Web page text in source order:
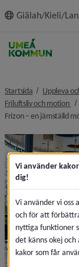
innehållet
Giälah/Kieli/
Startsida Uppleva
Friluftsliv och motion
Frizon – en jämställd
Vi använder
dig!
Vi använder vi oss
och för att
nyttiga funktioner
det känns okej
kakor som får